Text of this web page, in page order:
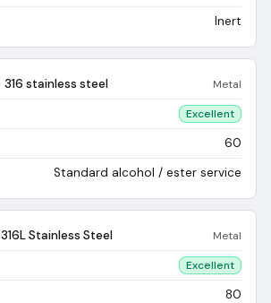
Inert
316 stainless steel Metal
Excellent
60
Standard alcohol / ester service
316L Stainless Steel Metal
Excellent
80